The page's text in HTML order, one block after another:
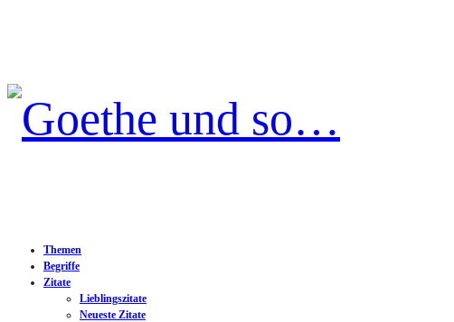
Goethe
so…
Themen
Begriffe
Zitate
Lieblingszitate
Neueste Zitate